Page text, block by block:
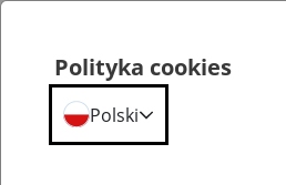
Polityka cookies
Polski